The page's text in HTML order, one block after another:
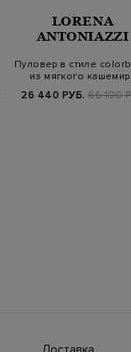
LORENA
ANTONIAZZI
Пуловер в стиле
из мягкого
26 440 РУБ. 66 100